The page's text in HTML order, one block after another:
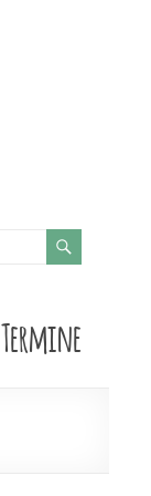
Termine